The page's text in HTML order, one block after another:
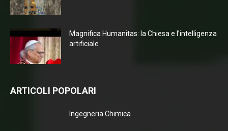
Magnifica Humanitas: la Chiesa e l’intelligenza
artificiale
ARTICOLI POPOLARI
Ingegneria Chimica